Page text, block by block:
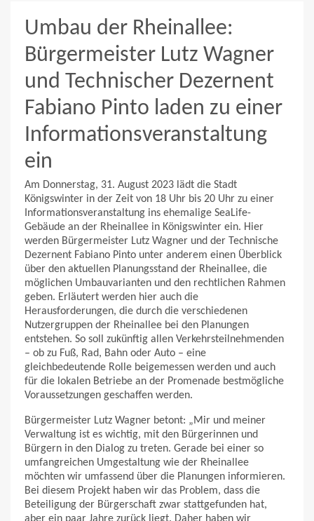
Umbau der Rheinallee:
Bürgermeister Lutz Wagner
und Technischer Dezernent
Fabiano Pinto laden zu einer
Informationsveranstaltung
ein
Am Donnerstag, 31. August 2023 lädt die Stadt
Königswinter in der Zeit von 18 Uhr bis 20 Uhr zu einer
Informationsveranstaltung ins ehemalige SeaLife-
Gebäude an der Rheinallee in Königswinter ein. Hier
werden Bürgermeister Lutz Wagner und der Technische
Dezernent Fabiano Pinto unter anderem einen Überblick
über den aktuellen Planungsstand der Rheinallee, die
möglichen Umbauvarianten und den rechtlichen Rahmen
geben. Erläutert werden hier auch die
Herausforderungen, die durch die verschiedenen
Nutzergruppen der Rheinallee bei den Planungen
entstehen. So soll zukünftig allen Verkehrsteilnehmenden
– ob zu Fuß, Rad, Bahn oder Auto – eine
gleichbedeutende Rolle beigemessen werden und auch
für die lokalen Betriebe an der Promenade bestmögliche
Voraussetzungen geschaffen werden.
Bürgermeister Lutz Wagner betont: „Mir und meiner
Verwaltung ist es wichtig, mit den Bürgerinnen und
Bürgern in den Dialog zu treten. Gerade bei einer so
umfangreichen Umgestaltung wie der Rheinallee
möchten wir umfassend über die Planungen informieren.
Bei diesem Projekt haben wir das Problem, dass die
Beteiligung der Bürgerschaft zwar stattgefunden hat,
aber ein paar Jahre zurück liegt. Daher haben wir